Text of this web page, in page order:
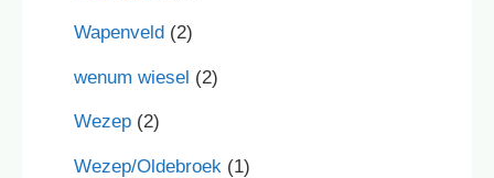
Wapenveld (2)
wenum wiesel (2)
Wezep (2)
Wezep/Oldebroek (1)